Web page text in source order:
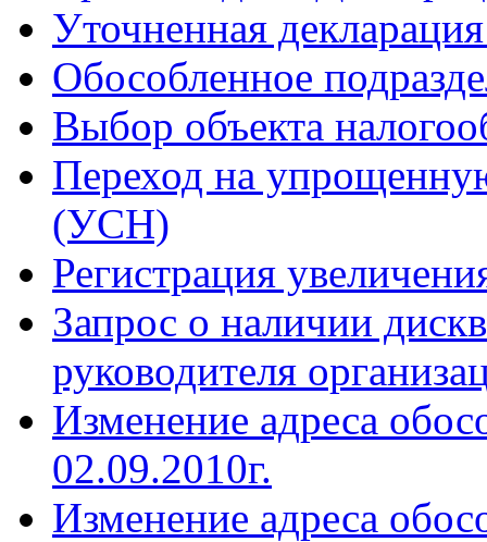
Уточненная
Обособленное
Выбор объекта
Переход на
(УСН)
Регистрация
Запрос о наличии
руководителя
Изменение адреса
02.09.2010г.
Изменение адреса